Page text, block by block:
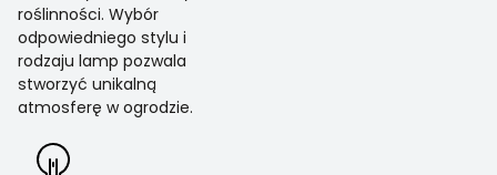
roślinności. Wybór
odpowiedniego stylu i
rodzaju lamp pozwala
stworzyć unikalną
atmosferę w ogrodzie.